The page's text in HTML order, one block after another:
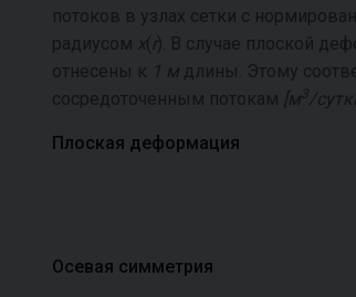
потоков в узлах сетки с
радиусом x( r). В случае плоской
отнесены к 1 м длины. Этому
сосредоточенным потокам [м3 /
Плоская деформация
Осевая симметрия